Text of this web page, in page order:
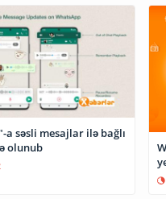
a səsli mesajlar ilə bağlı
olunub